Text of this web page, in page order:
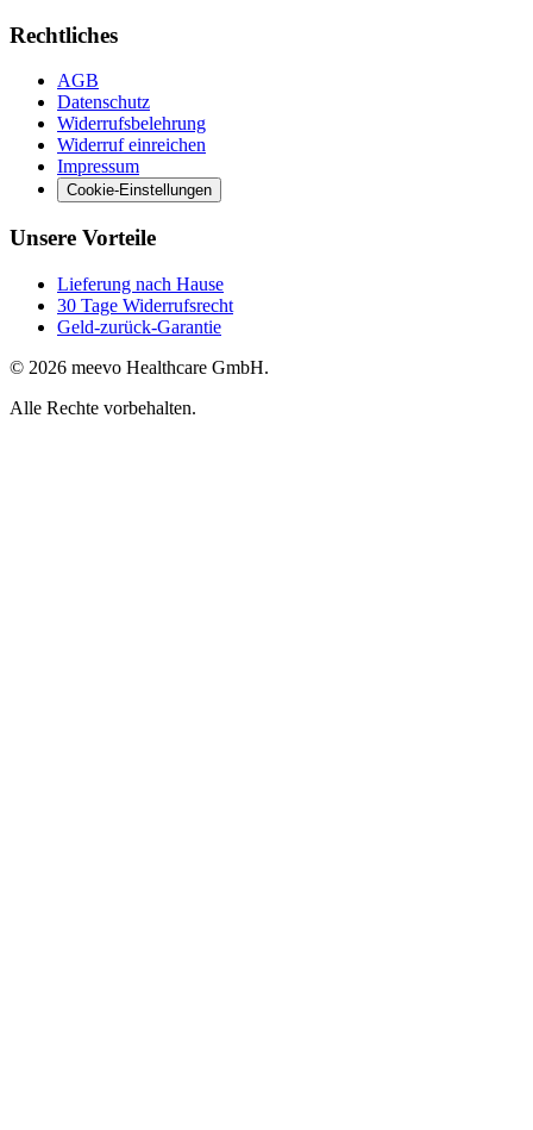
Rechtliches
AGB
Datenschutz
Widerrufsbelehrung
Widerruf einreichen
Impressum
Cookie-Einstellungen
Unsere Vorteile
Lieferung nach Hause
30 Tage Widerrufsrecht
Geld-zurück-Garantie
© 2026 meevo Healthcare GmbH.
Alle Rechte vorbehalten.